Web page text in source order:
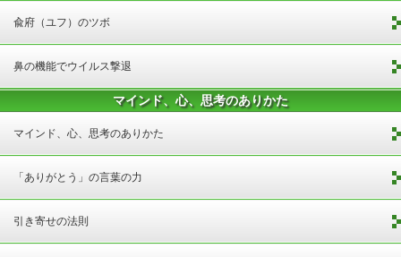
兪府（ユフ）のツボ
鼻の機能でウイルス撃退
マインド、心、思考のありかた
マインド、心、思考のありかた
「ありがとう」の言葉の力
引き寄せの法則